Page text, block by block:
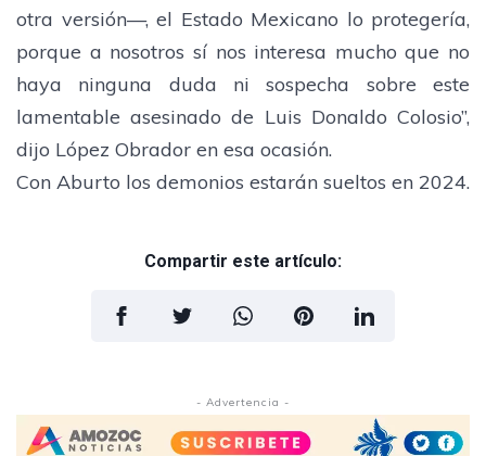
otra versión—, el Estado Mexicano lo protegería,
porque a nosotros sí nos interesa mucho que no
haya ninguna duda ni sospecha sobre este
lamentable asesinado de Luis Donaldo Colosio”,
dijo López Obrador en esa ocasión.
Con Aburto los demonios estarán sueltos en 2024.
Compartir este artículo:
- Advertencia -